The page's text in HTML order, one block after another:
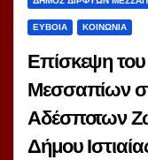
ΕΥΒΟΙΑ ΚΟΙΝΩΝΙΑ
Επίσκεψη
Μεσσαπίων
Αδέσποτων
Δήμου